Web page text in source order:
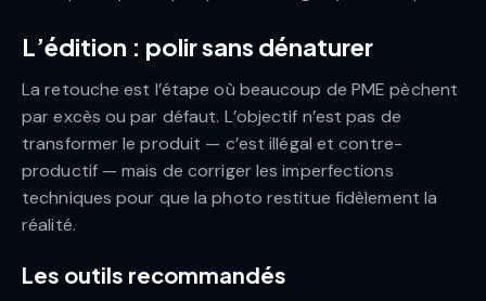
L’édition : polir sans dénaturer
La retouche est l’étape où beaucoup de PME pèchent
par excès ou par défaut. L’objectif n’est pas de
transformer le produit — c’est illégal et contre-
productif — mais de corriger les imperfections
techniques pour que la photo restitue fidèlement la
réalité.
Les outils recommandés